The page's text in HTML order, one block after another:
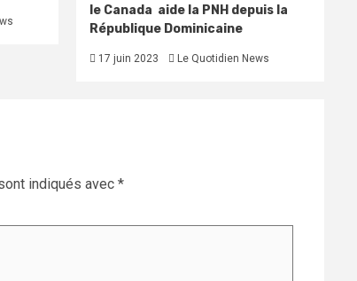
le Canada aide la PNH depuis la
République Dominicaine
17 juin 2023 Le Quotidien News
indiqués avec *